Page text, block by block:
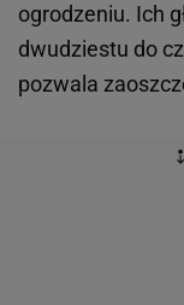
ogrodzeniu. Ich
dwudziestu do
pozwala